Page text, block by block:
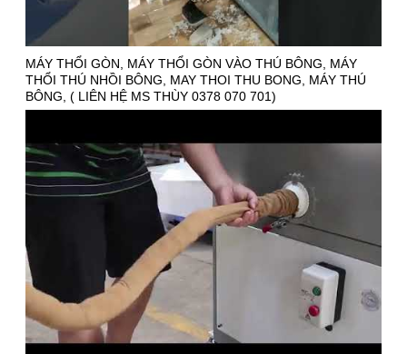
MÁY THỔI GÒN, MÁY THỔI GÒN VÀO THÚ BÔNG, MÁY
THỔI THÚ NHỒI BÔNG, MAY THOI THU BONG, MÁY THÚ
BÔNG, ( LIÊN HỆ MS THÙY 0378 070 701)